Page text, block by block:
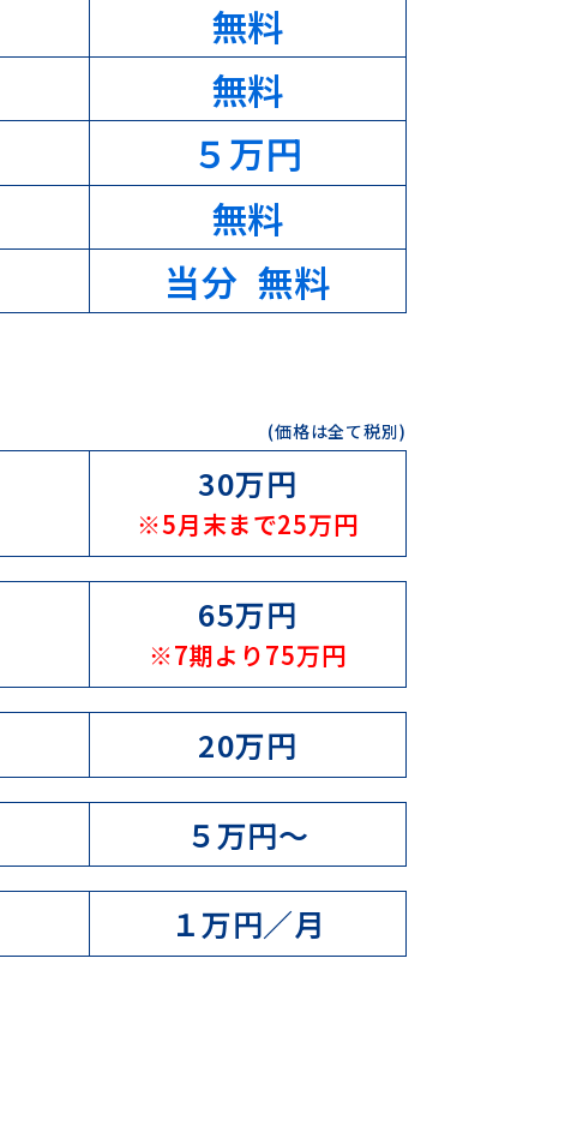
無料
無料
５万円
無料
当分 無料
(価格は全て税別)
30万円
※5月末まで25万円
65万円
※7期より75万円
20万円
５万円〜
１万円／月